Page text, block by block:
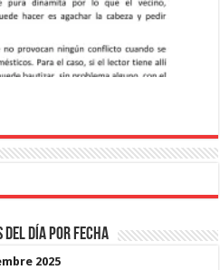
del día por fecha
2025